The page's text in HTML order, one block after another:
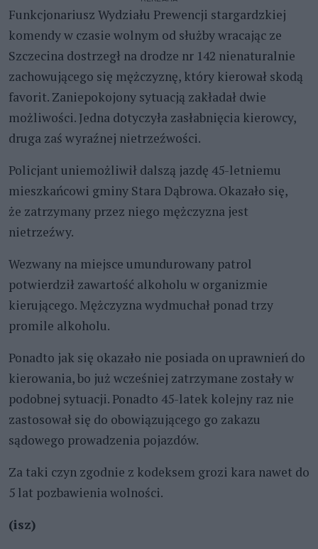
Funkcjonariusz Wydziału Prewencji stargardzkiej
komendy w czasie wolnym od służby wracając ze
Szczecina dostrzegł na drodze nr 142 nienaturalnie
zachowującego się mężczyznę, który kierował skodą
favorit. Zaniepokojony sytuacją zakładał dwie
możliwości. Jedna dotyczyła zasłabnięcia kierowcy,
druga zaś wyraźnej nietrzeźwości.
Policjant uniemożliwił dalszą jazdę 45-letniemu
mieszkańcowi gminy Stara Dąbrowa. Okazało się,
że zatrzymany przez niego mężczyzna jest
nietrzeźwy.
Wezwany na miejsce umundurowany patrol
potwierdził zawartość alkoholu w organizmie
kierującego. Mężczyzna wydmuchał ponad trzy
promile alkoholu.
Ponadto jak się okazało nie posiada on uprawnień do
kierowania, bo już wcześniej zatrzymane zostały w
podobnej sytuacji. Ponadto 45-latek kolejny raz nie
zastosował się do obowiązującego go zakazu
sądowego prowadzenia pojazdów.
Za taki czyn zgodnie z kodeksem grozi kara nawet do
5 lat pozbawienia wolności.
(isz)